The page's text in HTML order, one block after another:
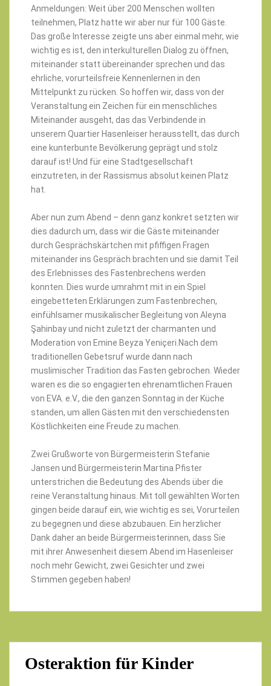
Anmeldungen: Weit über 200 Menschen wollten
teilnehmen, Platz hatte wir aber nur für 100 Gäste.
Das große Interesse zeigte uns aber einmal mehr, wie
wichtig es ist, den interkulturellen Dialog zu öffnen,
miteinander statt übereinander sprechen und das
ehrliche, vorurteilsfreie Kennenlernen in den
Mittelpunkt zu rücken. So hoffen wir, dass von der
Veranstaltung ein Zeichen für ein menschliches
Miteinander ausgeht, das das Verbindende in
unserem Quartier Hasenleiser herausstellt, das durch
eine kunterbunte Bevölkerung geprägt und stolz
darauf ist! Und für eine Stadtgesellschaft
einzutreten, in der Rassismus absolut keinen Platz
hat.
Aber nun zum Abend – denn ganz konkret setzten wir
dies dadurch um, dass wir die Gäste miteinander
durch Gesprächskärtchen mit pfiffigen Fragen
miteinander ins Gespräch brachten und sie damit Teil
des Erlebnisses des Fastenbrechens werden
konnten. Dies wurde umrahmt mit in ein Spiel
eingebetteten Erklärungen zum Fastenbrechen,
einfühlsamer musikalischer Begleitung von Aleyna
Şahinbay und nicht zuletzt der charmanten und
Moderation von Emine Beyza Yeniçeri.Nach dem
traditionellen Gebetsruf wurde dann nach
muslimischer Tradition das Fasten gebrochen. Wieder
waren es die so engagierten ehrenamtlichen Frauen
von EVA. e.V., die den ganzen Sonntag in der Küche
standen, um allen Gästen mit den verschiedensten
Köstlichkeiten eine Freude zu machen.
Zwei Grußworte von Bürgermeisterin Stefanie
Jansen und Bürgermeisterin Martina Pfister
unterstrichen die Bedeutung des Abends über die
reine Veranstaltung hinaus. Mit toll gewählten Worten
gingen beide darauf ein, wie wichtig es sei, Vorurteilen
zu begegnen und diese abzubauen. Ein herzlicher
Dank daher an beide Bürgermeisterinnen, dass Sie
mit ihrer Anwesenheit diesem Abend im Hasenleiser
noch mehr Gewicht, zwei Gesichter und zwei
Stimmen gegeben haben!
Osteraktion für Kinder